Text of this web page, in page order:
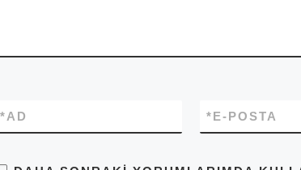
AD
* E-POSTA
*